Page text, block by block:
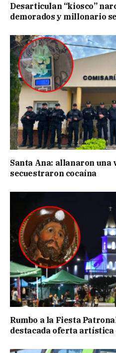
Desarticulan “kiosco”
demorados y millonario
Santa Ana: allanaron
secuestraron cocaína
Rumbo a la Fiesta
destacada oferta artística